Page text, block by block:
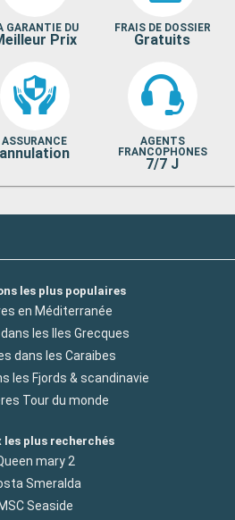
GARANTIE DU
Prix
FRAIS DE DOSSIER
Gratuits
ASSURANCE
annulation
AGENTS
FRANCOPHONES
7/7 J
les plus populaires
en Méditerranée
les Iles Grecques
dans les Caraibes
les Fjords & scandinavie
Tour du monde
les plus recherchés
mary 2
Smeralda
MSC Seaside